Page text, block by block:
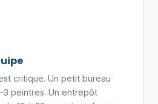
critique. Un petit bureau
peintres. Un entrepôt